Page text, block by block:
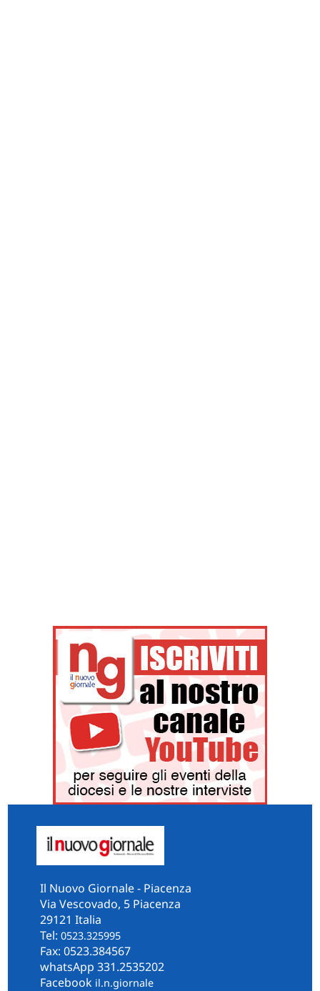
Il Nuovo Giornale - Piacenza
Via Vescovado, 5 Piacenza
29121 Italia
Tel: 0523.325995
Fax: 0523.384567
whatsApp 331.2535202
Facebook il.n.giornale